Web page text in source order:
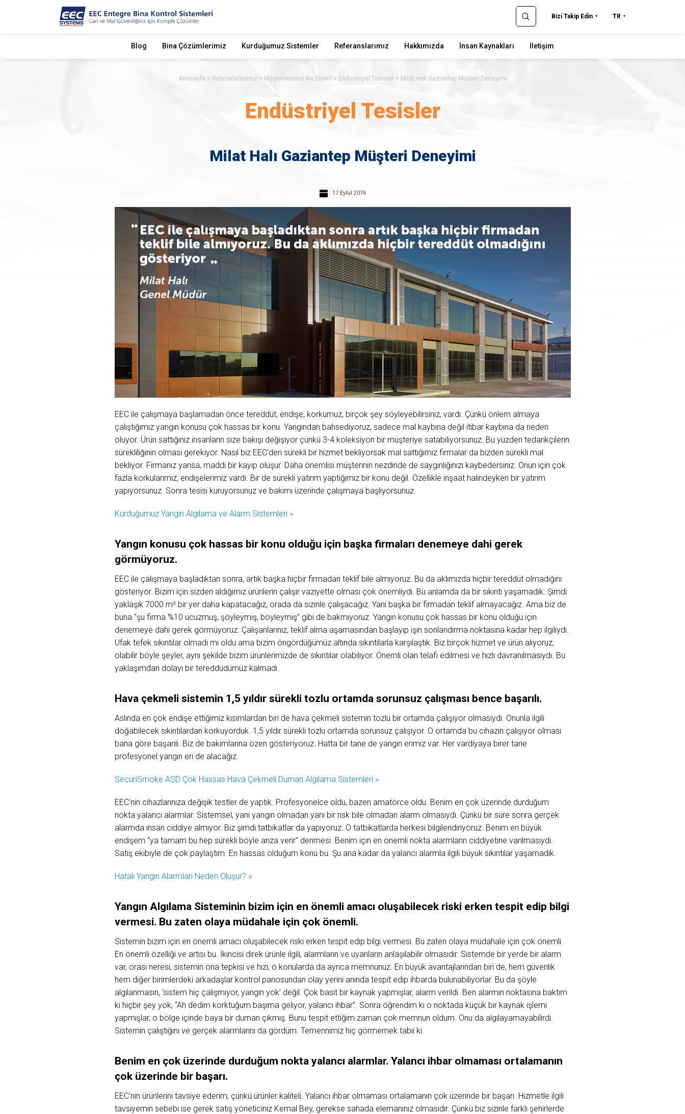
Bizi Takip Edin TR
Blog Bina Çözümlerimiz Kurduğumuz Sistemler Referanslarımız Hakkımızda İnsan Kaynakları İletişim
Anasayfa Referanslarımız Müşterilerimiz Ne Diyor? Endüstriyel Tesisler Milat Halı Gaziantep Müşteri Deneyimi
Endüstriyel Tesisler
Milat Halı Gaziantep Müşteri Deneyimi
17 Eylül 2019
EEC ile çalışmaya başlamadan önce tereddüt, endişe, korkumuz, birçok şey söyleyebilirsiniz, vardı. Çünkü önlem almaya
çalıştığımız yangın konusu çok hassas bir konu. Yangından bahsediyoruz, sadece mal kaybına değil itibar kaybına da neden
oluyor. Ürün sattığınız insanların size bakışı değişiyor çünkü 3-4 koleksiyon bir müşteriye satabiliyorsunuz. Bu yüzden tedarikçilerin
sürekliliğinin olması gerekiyor. Nasıl biz EEC’den sürekli bir hizmet bekliyorsak mal sattığımız firmalar da bizden sürekli mal
bekliyor. Firmanız yansa, maddi bir kayıp oluşur. Daha önemlisi müşterinin nezdinde de saygınlığınızı kaybedersiniz. Onun için çok
fazla korkularımız, endişelerimiz vardı. Bir de sürekli yatırım yaptığımız bir konu değil. Özellikle inşaat halindeyken bir yatırım
yapıyorsunuz. Sonra tesisi kuruyorsunuz ve bakımı üzerinde çalışmaya başlıyorsunuz.
Kurduğumuz Yangın Algılama ve Alarm Sistemleri »
Yangın konusu çok hassas bir konu olduğu için başka firmaları denemeye dahi gerek
görmüyoruz.
EEC ile çalışmaya başladıktan sonra, artık başka hiçbir firmadan teklif bile almıyoruz. Bu da aklımızda hiçbir tereddüt olmadığını
gösteriyor. Bizim için sizden aldığımız ürünlerin çalışır vaziyette olması çok önemliydi. Bu anlamda da bir sıkıntı yaşamadık. Şimdi
yaklaşık 7000 m² bir yer daha kapatacağız, orada da sizinle çalışacağız. Yani başka bir firmadan teklif almayacağız. Ama biz de
buna “şu firma %10 ucuzmuş, şöyleymiş, böyleymiş” gibi de bakmıyoruz. Yangın konusu çok hassas bir konu olduğu için
denemeye dahi gerek görmüyoruz. Çalışanlarınız, teklif alma aşamasından başlayıp işin sonlandırma noktasına kadar hep ilgiliydi.
Ufak tefek sıkıntılar olmadı mı oldu ama bizim öngördüğümüz altında sıkıntılarla karşılaştık. Biz birçok hizmet ve ürün alıyoruz,
olabilir böyle şeyler, aynı şekilde bizim ürünlerimizde de sıkıntılar olabiliyor. Önemli olan telafi edilmesi ve hızlı davranılmasıydı. Bu
yaklaşımdan dolayı bir tereddüdümüz kalmadı.
Hava çekmeli sistemin 1,5 yıldır sürekli tozlu ortamda sorunsuz çalışması bence başarılı.
Aslında en çok endişe ettiğimiz kısımlardan biri de hava çekmeli sistemin tozlu bir ortamda çalışıyor olmasıydı. Onunla ilgili
doğabilecek sıkıntılardan korkuyorduk. 1,5 yıldır sürekli tozlu ortamda sorunsuz çalışıyor. O ortamda bu cihazın çalışıyor olması
bana göre başarılı. Biz de bakımlarına özen gösteriyoruz. Hatta bir tane de yangın erimiz var. Her vardiyaya birer tane
profesyonel yangın eri de alacağız.
SecuriSmoke ASD Çok Hassas Hava Çekmeli Duman Algılama Sistemleri »
EEC’nin cihazlarınıza değişik testler de yaptık. Profesyonelce oldu, bazen amatörce oldu. Benim en çok üzerinde durduğum
nokta yalancı alarmlar. Sistemsel, yani yangın olmadan yani bir risk bile olmadan alarm olmasıydı. Çünkü bir süre sonra gerçek
alarmda insan ciddiye almıyor. Biz şimdi tatbikatlar da yapıyoruz. O tatbikatlarda herkesi bilgilendiriyoruz. Benim en büyük
endişem “ya tamam bu hep sürekli böyle arıza verir” denmesi. Benim için en önemli nokta alarmların ciddiyetine varılmasıydı.
Satış ekibiyle de çok paylaştım. En hassas olduğum konu bu. Şu ana kadar da yalancı alarmla ilgili büyük sıkıntılar yaşamadık.
Hatalı Yangın Alarmları Neden Oluşur? »
Yangın Algılama Sisteminin bizim için en önemli amacı oluşabilecek riski erken tespit edip bilgi
vermesi. Bu zaten olaya müdahale için çok önemli.
Sistemin bizim için en önemli amacı oluşabilecek riski erken tespit edip bilgi vermesi. Bu zaten olaya müdahale için çok önemli.
En önemli özelliği ve artısı bu. İkincisi direk ürünle ilgili, alarmların ve uyarıların anlaşılabilir olmasıdır. Sistemde bir yerde bir alarm
var, orası neresi, sistemin ona tepkisi ve hızı, o konularda da ayrıca memnunuz. En büyük avantajlarından biri de, hem güvenlik
hem diğer birimlerdeki arkadaşlar kontrol panosundan olay yerini anında tespit edip ihbarda bulunabiliyorlar. Bu da şöyle
algılanmasın, ‘sistem hiç çalışmıyor, yangın yok’ değil. Çok basit bir kaynak yapmışlar, alarm verildi. Ben alarmın noktasına baktım
ki hiçbir şey yok, “Ah dedim korktuğum başıma geliyor, yalancı ihbar”. Sonra öğrendim ki o noktada küçük bir kaynak işlemi
yapmışlar, o bölge içinde baya bir duman çıkmış. Bunu tespit ettiğim zaman çok memnun oldum. Onu da algılayamayabilirdi.
Sistemin çalıştığını ve gerçek alarmlarını da gördüm. Temennimiz hiç görmemek tabii ki.
Benim en çok üzerinde durduğum nokta yalancı alarmlar. Yalancı ihbar olmaması ortalamanın
çok üzerinde bir başarı.
EEC’nin ürünlerini tavsiye ederim, çünkü ürünler kaliteli. Yalancı ihbar olmaması ortalamanın çok üzerinde bir başarı. Hizmetle ilgili
tavsiyemin sebebi ise gerek satış yöneticiniz Kemal Bey, gerekse sahada elemanınız olmasıdır. Çünkü biz sizinle farklı şehirlerde